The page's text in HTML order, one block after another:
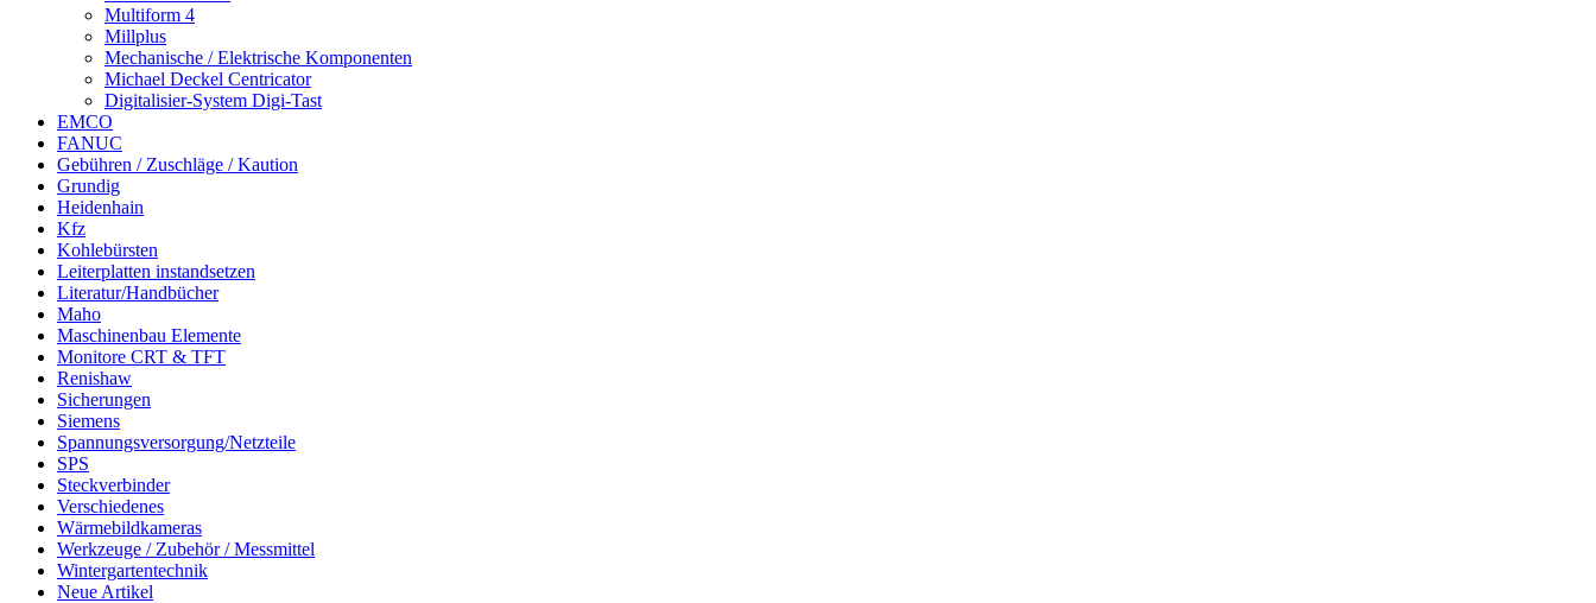
Multiform 4
Millplus
Mechanische / Elektrische Komponenten
Michael Deckel Centricator
Digitalisier-System Digi-Tast
EMCO
FANUC
Gebühren / Zuschläge / Kaution
Grundig
Heidenhain
Kfz
Kohlebürsten
Leiterplatten instandsetzen
Literatur/Handbücher
Maho
Maschinenbau Elemente
Monitore CRT & TFT
Renishaw
Sicherungen
Siemens
Spannungsversorgung/Netzteile
SPS
Steckverbinder
Verschiedenes
Wärmebildkameras
Werkzeuge / Zubehör / Messmittel
Wintergartentechnik
Neue Artikel